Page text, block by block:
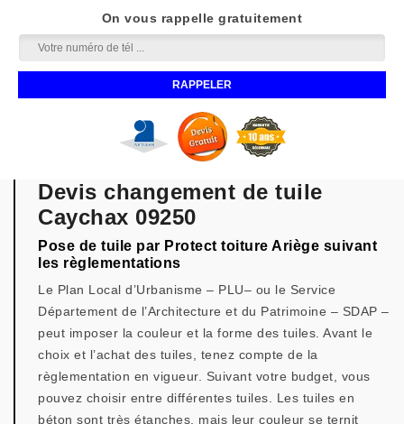
On vous rappelle gratuitement
Devis changement de tuile
Caychax 09250
Pose de tuile par Protect toiture Ariège suivant
les règlementations
Le Plan Local d’Urbanisme – PLU– ou le Service
Département de l’Architecture et du Patrimoine – SDAP –
peut imposer la couleur et la forme des tuiles. Avant le
choix et l’achat des tuiles, tenez compte de la
règlementation en vigueur. Suivant votre budget, vous
pouvez choisir entre différentes tuiles. Les tuiles en
béton sont très étanches, mais leur couleur se ternit